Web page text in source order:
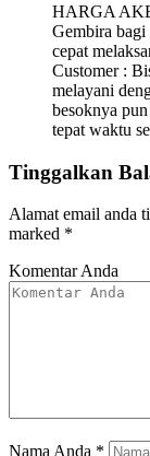
HARGA
Gembira bagi
cepat
Customer :
melayani
besoknya
tepat waktu
Tinggalkan
Alamat email anda
marked *
Komentar Anda
Nama Anda *